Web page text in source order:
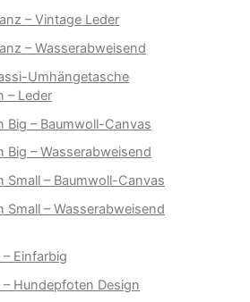
– Vintage Leder
– Wasserabweisend
Umhängetasche
– Leder
Big – Baumwoll-Canvas
Big – Wasserabweisend
Small – Baumwoll-Canvas
Small – Wasserabweisend
Einfarbig
– Hundepfoten Design